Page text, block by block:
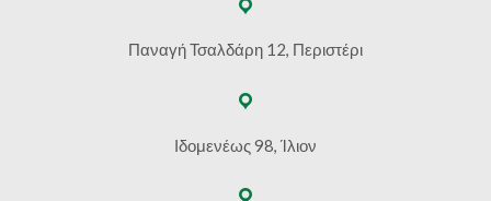
Παναγή Τσαλδάρη 12, Περιστέρι
Ιδομενέως 98, Ίλιον